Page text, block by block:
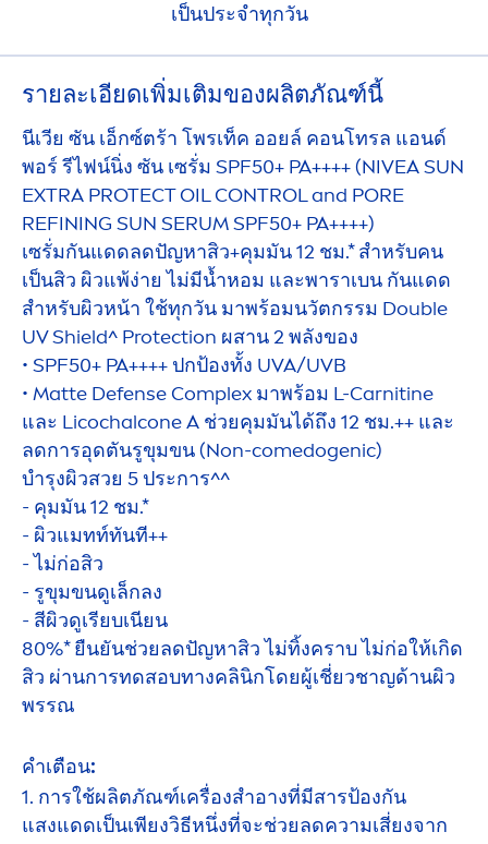
เป็นประจำทุกวัน
รายละเอียดเพิ่มเติมของผลิตภัณฑ์นี้
นีเวีย ซัน เอ็กซ์ตร้า โพรเท็ค ออยล์ คอนโทรล แอนด์
พอร์ รีไฟน์นิ่ง ซัน เซรั่ม SPF50+ PA++++ (NIVEASUN
EXTRA PROTECTOIL CONTROL and PORE
REFINING SUN SERUM SPF50+ PA++++)
เซรั่มกันแดดลดปัญหาสิว+คุมมัน 12 ชม.* สำหรับคน
เป็นสิว ผิวแพ้ง่าย ไม่มีนํ้าหอม และพาราเบน กันแดด
สำหรับผิวหน้า ใช้ทุกวัน มาพร้อมนวัตกรรม Double
UV Shield^ Protection ผสาน 2 พลังของ
• SPF50+ PA++++ ปกป้องทั้ง UVA/UVB
• Matte Defense Complex มาพร้อม L-Carnitine
และ Licochalcone A ช่วยคุมมันได้ถึง 12 ชม.++ และ
ลดการอุดตันรูขุมขน (Non-comedogenic)
บำรุงผิวสวย 5 ประการ^^
- คุมมัน 12 ชม.*
- ผิวแมทท์ทันที++
- ไม่ก่อสิว
- รูขุมขนดูเล็กลง
- สีผิวดูเรียบเนียน
80%* ยืนยันช่วยลดปัญหาสิว ไม่ทิ้งคราบ ไม่ก่อให้เกิด
สิว ผ่านการทดสอบทางคลินิกโดยผู้เชี่ยวชาญด้านผิว
พรรณ
คำเตือน:
1. การใช้ผลิตภัณฑ์เครื่องสำอางที่มีสารป้องกัน
แสงแดดเป็นเพียงวิธีหนึ่งที่จะช่วยลดความเสี่ยงจาก